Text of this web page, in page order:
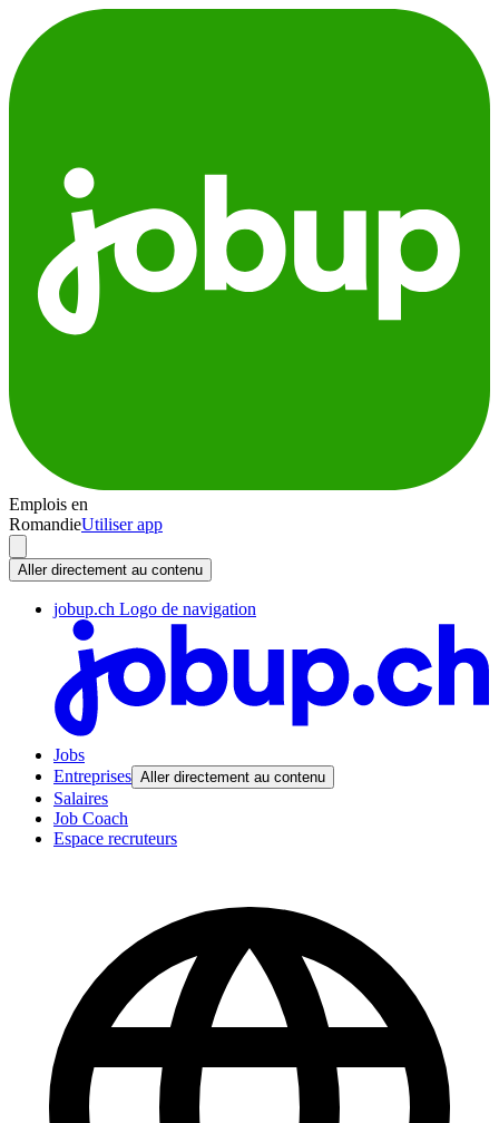
Emplois en
RomandieUtiliser app
Aller directement au contenu
jobup.ch Logo de navigation
Jobs
Entreprises Aller directement au contenu
Salaires
Job Coach
Espace recruteurs